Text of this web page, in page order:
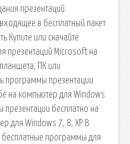
презентаций.
в бесплатный пакет
Купите или скачайте
презентаций Microsoft на
ПК или
программы презентации
на компьютер для Windows
бесплатно на
для Windows 7, 8, XP. В
бесплатные программы для